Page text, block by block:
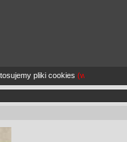
pliki cookies(więcej TUTAJ).